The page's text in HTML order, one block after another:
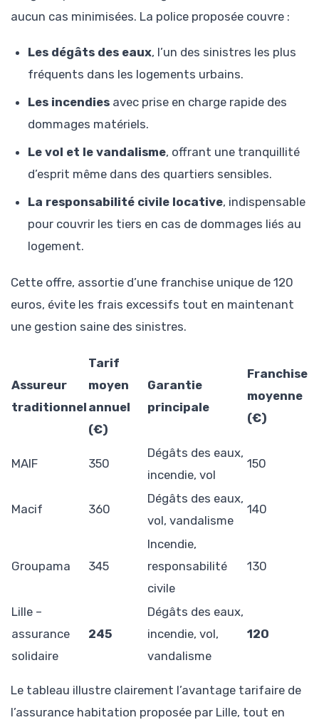
aucun cas minimisées. La police proposée couvre :
Les dégâts des eaux, l’un des sinistres les plus
fréquents dans les logements urbains.
Les incendies avec prise en charge rapide des
dommages matériels.
Le vol et le vandalisme, offrant une tranquillité
d’esprit même dans des quartiers sensibles.
La responsabilité civile locative, indispensable
pour couvrir les tiers en cas de dommages liés au
logement.
Cette offre, assortie d’une franchise unique de 120
euros, évite les frais excessifs tout en maintenant
une gestion saine des sinistres.
Assureur
traditionnel
Tarif
moyen
annuel
(€)
Garantie
principale
Franchise
moyenne
(€)
MAIF 350
Dégâts des eaux,
incendie, vol
150
Macif 360
Dégâts des eaux,
vol, vandalisme
140
Groupama 345
Incendie,
responsabilité
civile
130
Lille –
assurance
solidaire
245
Dégâts des eaux,
incendie, vol,
vandalisme
120
Le tableau illustre clairement l’avantage tarifaire de
l’assurance habitation proposée par Lille, tout en